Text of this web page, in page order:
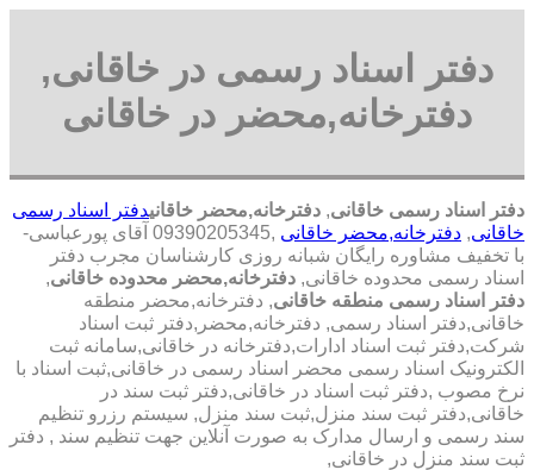
دفتر اسناد رسمی در خاقانی,
دفترخانه,محضر در خاقانی
دفتر اسناد رسمی خاقانی, دفترخانه,محضر خاقانیدفتر اسناد رسمی
خاقانی, دفترخانه,محضر خاقانی
,09390205345 آقای پورعباسی-
با تخفیف مشاوره رايگان شبانه روزی کارشناسان مجرب دفتر
اسناد رسمی محدوده خاقانی, دفترخانه,محضر محدوده خاقانی,
دفتر اسناد رسمی منطقه خاقانی, دفترخانه,محضر منطقه
خاقانی,دفتر اسناد رسمی, دفترخانه,محضر,دفتر ثبت اسناد
شرکت,دفتر ثبت اسناد ادارات,دفترخانه در خاقانی,سامانه ثبت
الکترونیک اسناد رسمی محضر اسناد رسمی در خاقانی,ثبت اسناد با
نرخ مصوب ,دفتر ثبت اسناد در خاقانی,دفتر ثبت سند در
خاقانی,دفتر ثبت سند منزل,ثبت سند منزل, سیستم رزرو تنظیم
سند رسمی و ارسال مدارک به صورت آنلاین جهت تنظیم سند , دفتر
ثبت سند منزل در خاقانی,